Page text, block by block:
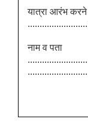
यात्रा आरंभ
नाम व पता